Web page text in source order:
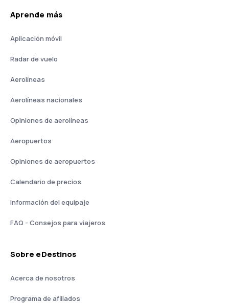
Aprende más
Aplicación móvil
Radar de vuelo
Aerolíneas
Aerolíneas nacionales
Opiniones de aerolíneas
Aeropuertos
Opiniones de aeropuertos
Calendario de precios
Información del equipaje
FAQ - Consejos para viajeros
Sobre eDestinos
Acerca de nosotros
Programa de afiliados